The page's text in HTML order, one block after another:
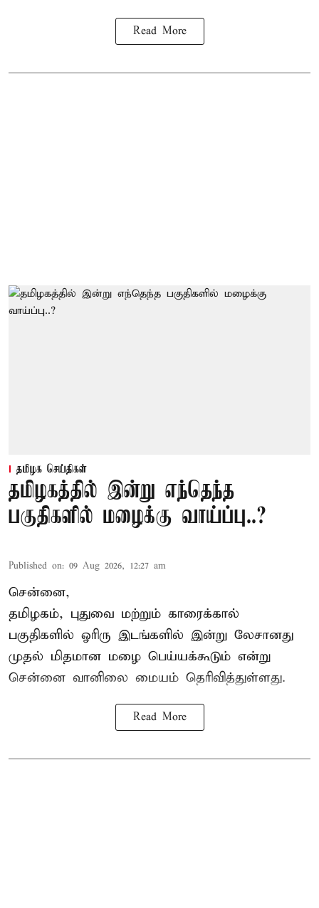
Read More
தமிழக செய்திகள்
தமிழகத்தில் இன்று எந்தெந்த
பகுதிகளில் மழைக்கு வாய்ப்பு..?
Published on: 09 Aug 2026, 12:27 am
சென்னை,
தமிழகம், புதுவை மற்றும் காரைக்கால்
பகுதிகளில் ஓரிரு இடங்களில் இன்று லேசானது
முதல் மிதமான மழை பெய்யக்கூடும் என்று
சென்னை வானிலை மையம் தெரிவித்துள்ளது.
Read More